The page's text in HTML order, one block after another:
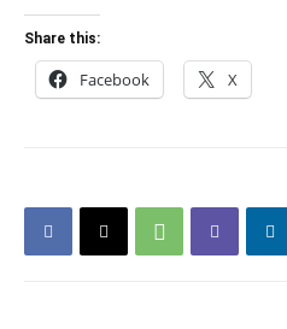
Share this:
Facebook X